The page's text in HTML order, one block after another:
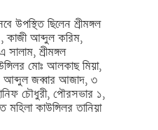
উপস্থিত ছিলেন শ্রীমঙ্গল
কাজী আব্দুল করিম,
শ্রীমঙ্গল
মোঃ আলকাছ মিয়া,
আব্দুল জব্বার আজাদ, ৩
চৌধুরী, পৌরসভার ১,
কাউন্সিলর তানিয়া